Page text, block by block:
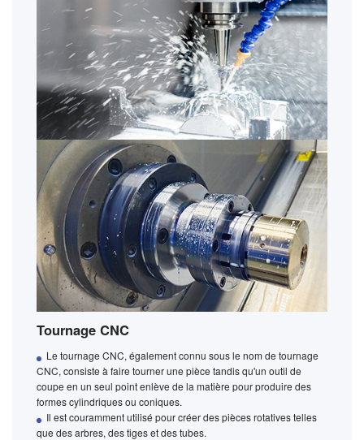
Tournage CNC
Le tournage CNC, également connu sous le nom de tournage
CNC, consiste à faire tourner une pièce tandis qu'un outil de
coupe en un seul point enlève de la matière pour produire des
formes cylindriques ou coniques.
Il est couramment utilisé pour créer des pièces rotatives telles
que des arbres, des tiges et des tubes.